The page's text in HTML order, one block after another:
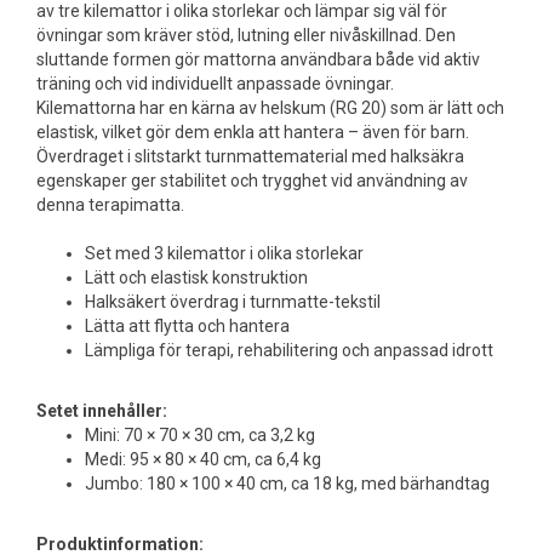
av tre kilemattor i olika storlekar och lämpar sig väl för
övningar som kräver stöd, lutning eller nivåskillnad. Den
sluttande formen gör mattorna användbara både vid aktiv
träning och vid individuellt anpassade övningar.
Kilemattorna har en kärna av helskum (RG 20) som är lätt och
elastisk, vilket gör dem enkla att hantera – även för barn.
Överdraget i slitstarkt turnmattematerial med halksäkra
egenskaper ger stabilitet och trygghet vid användning av
denna terapimatta.
Set med 3 kilemattor i olika storlekar
Lätt och elastisk konstruktion
Halksäkert överdrag i turnmatte-tekstil
Lätta att flytta och hantera
Lämpliga för terapi, rehabilitering och anpassad idrott
Setet innehåller:
Mini: 70 × 70 × 30 cm, ca 3,2 kg
Medi: 95 × 80 × 40 cm, ca 6,4 kg
Jumbo: 180 × 100 × 40 cm, ca 18 kg, med bärhandtag
Produktinformation: